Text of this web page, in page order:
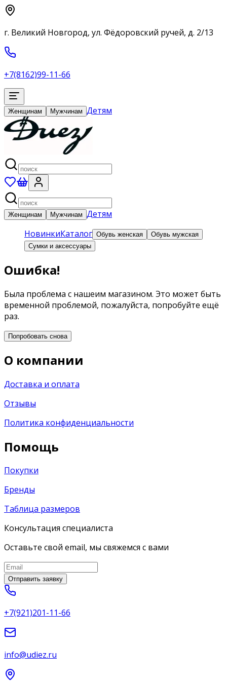
г. Великий Новгород, ул. Фёдоровский ручей, д. 2/13
+7(8162)99-11-66
Женщинам Мужчинам Детям
Женщинам Мужчинам Детям
НовинкиКаталог Обувь женская
Обувь мужская
Сумки и аксессуары
Ошибка!
Была проблема с нашеим магазином. Это может быть
временной проблемой, пожалуйста, попробуйте ещё
раз.
Попробовать снова
О компании
Доставка и оплата
Отзывы
Политика конфиденциальности
Помощь
Покупки
Бренды
Таблица размеров
Консультация специалиста
Оставьте свой email, мы свяжемся с вами
Отправить заявку
+7(921)201-11-66
info@udiez.ru